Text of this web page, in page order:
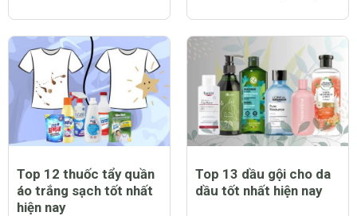
Top 12 thuốc tẩy quần
áo trắng sạch tốt nhất
hiện nay
Top 13 dầu gội cho da
dầu tốt nhất hiện nay